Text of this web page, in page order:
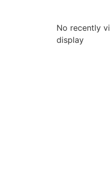
No recently
display